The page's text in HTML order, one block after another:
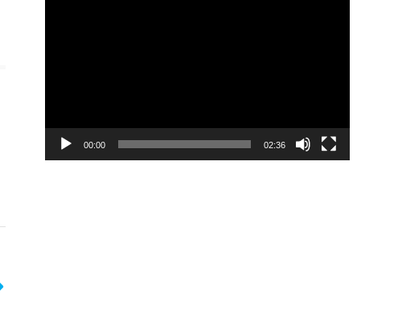
00:00 02:36